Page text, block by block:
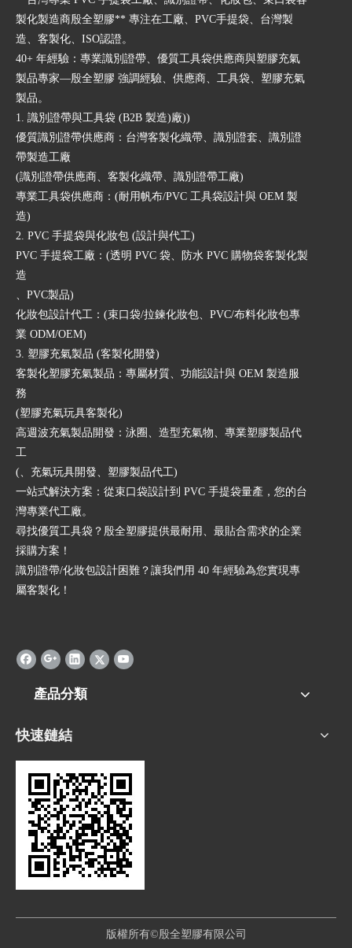
製化製造商殷全塑膠** 專注在工廠、PVC手提袋、台灣製
造、客製化、ISO認證。
40+ 年經驗：專業識別證帶、優質工具袋供應商與塑膠充氣
製品專家—殷全塑膠 強調經驗、供應商、工具袋、塑膠充氣
製品。
1. 識別證帶與工具袋 (B2B 製造)廠))
優質識別證帶供應商：台灣客製化織帶、識別證套、識別證
帶製造工廠
(識別證帶供應商、客製化織帶、識別證帶工廠)
專業工具袋供應商：(耐用帆布/PVC 工具袋設計與 OEM 製
造)
2. PVC 手提袋與化妝包 (設計與代工)
PVC 手提袋工廠：(透明 PVC 袋、防水 PVC 購物袋客製化製
造
、PVC製品)
化妝包設計代工：(束口袋/拉鍊化妝包、PVC/布料化妝包專
業 ODM/OEM)
3. 塑膠充氣製品 (客製化開發)
客製化塑膠充氣製品：專屬材質、功能設計與 OEM 製造服
務
(塑膠充氣玩具客製化)
高週波充氣製品開發：泳圈、造型充氣物、專業塑膠製品代
工
(、充氣玩具開發、塑膠製品代工)
一站式解決方案：從束口袋設計到 PVC 手提袋量產，您的台
灣專業代工廠。
尋找優質工具袋？殷全塑膠提供最耐用、最貼合需求的企業
採購方案！
識別證帶/化妝包設計困難？讓我們用 40 年經驗為您實現專
屬客製化！
產品分類
快速鏈結
版權所有©殷全塑膠有限公司